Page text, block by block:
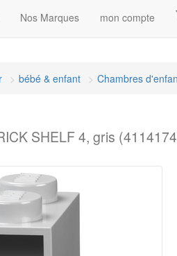
Nos Marques mon compte
bébé & enfant Chambres
SHELF 4, gris